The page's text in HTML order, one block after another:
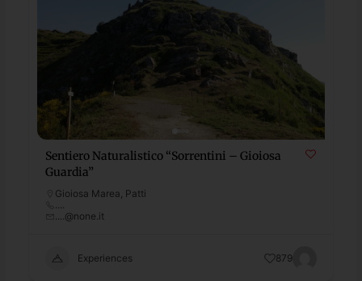
Sentiero Naturalistico “Sorrentini – Gioiosa
Guardia”
Gioiosa Marea Patti
....@none.it
Experiences 879